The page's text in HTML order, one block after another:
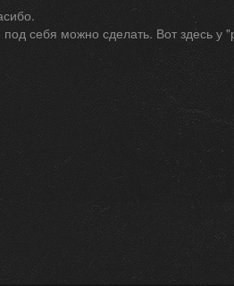
себя можно сделать. Вот здесь у